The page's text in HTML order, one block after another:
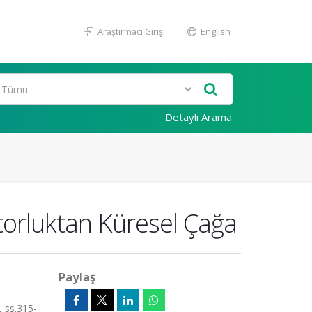
Araştırmacı Girişi English
Detaylı Arama
Küresel Çağa
ss.315-
Paylaş